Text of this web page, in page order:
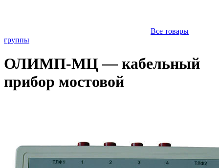
Все товары
группы
ОЛИМП-МЦ — кабельный
прибор мостовой